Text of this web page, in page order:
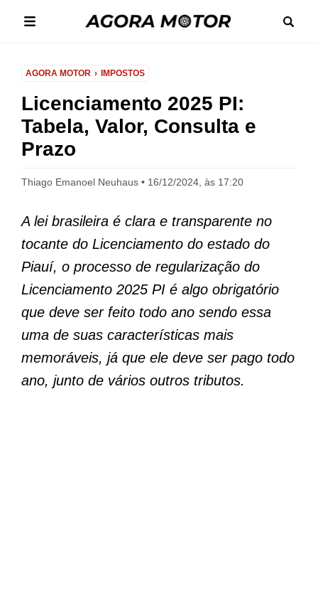
AGORA MOTOR IMPOSTOS
Licenciamento 2025 PI:
Tabela, Valor, Consulta e
Prazo
Thiago Emanoel Neuhaus 16/12/2024, às 17:20
A lei brasileira é clara e transparente no
tocante do Licenciamento do estado do
Piauí, o processo de regularização do
Licenciamento 2025 PI é algo obrigatório
que deve ser feito todo ano sendo essa
uma de suas características mais
memoráveis, já que ele deve ser pago todo
ano, junto de vários outros tributos.